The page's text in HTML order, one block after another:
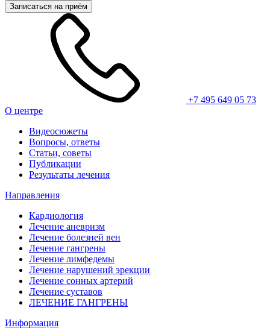
Записаться на приём
+7 495 649 05 73
О центре
Видеосюжеты
Вопросы, ответы
Статьи, советы
Публикации
Результаты лечения
Направления
Кардиология
Лечение аневризм
Лечение болезней вен
Лечение гангрены
Лечение лимфедемы
Лечение нарушений эрекции
Лечение сонных артерий
Лечение суставов
ЛЕЧЕНИЕ ГАНГРЕНЫ
Информация